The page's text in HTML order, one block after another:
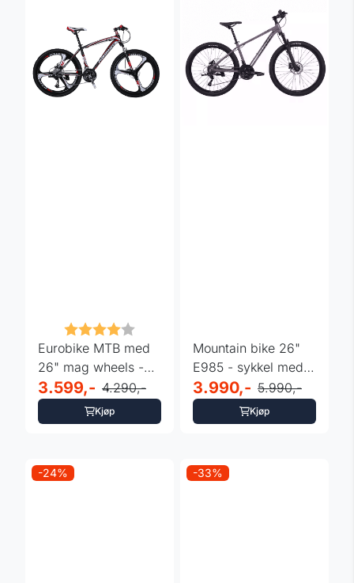
Karakter:
Eurobike MTB med
26" mag wheels -
sort-rød
3.599,- 4.290,-
Kjøp
Mountain bike 26"
E985 - sykkel med
24 gir - lilla
3.990,- 5.990,-
Kjøp
-24% -33%